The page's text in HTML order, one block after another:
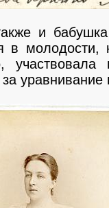
и бабушка
в
за